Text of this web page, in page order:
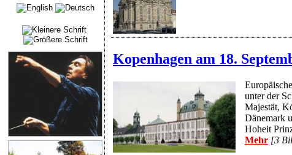
Kopenhagen am 18.
unter der
Majestät,
Dänemark
Hoheit
Mehr [3